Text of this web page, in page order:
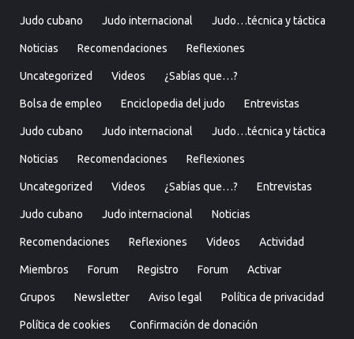
Judo cubano Judo internacional Judo…técnica y táctica
Noticias Recomendaciones Reflexiones
Uncategorized Videos ¿Sabías que…?
Bolsa de empleo Enciclopedia del judo Entrevistas
Judo cubano Judo internacional Judo…técnica y táctica
Noticias Recomendaciones Reflexiones
Uncategorized Videos ¿Sabías que…? Entrevistas
Judo cubano Judo internacional Noticias
Recomendaciones Reflexiones Videos Actividad
Miembros Forum Registro Forum Activar
Grupos Newsletter Aviso legal Política de privacidad
Política de cookies Confirmación de donación